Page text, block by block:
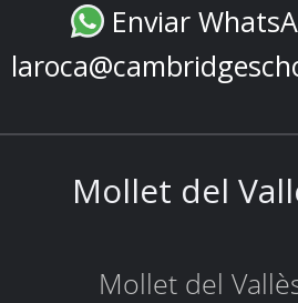
Enviar
Mollet del
Mollet del